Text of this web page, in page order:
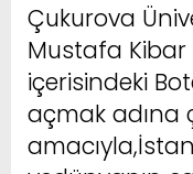
Çukurova
Mustafa
içerisindeki
açmak adına